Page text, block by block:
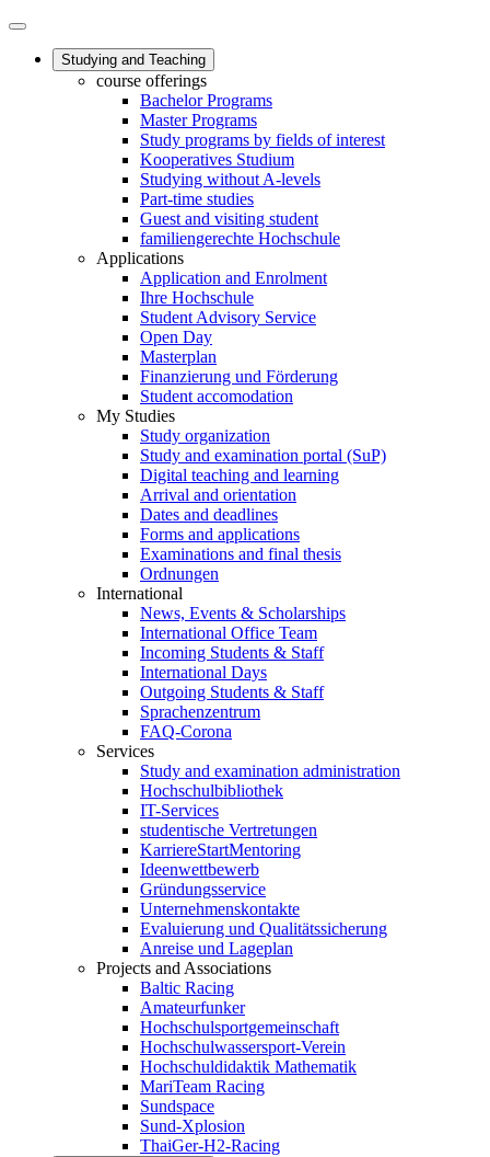
Studying and Teaching
course offerings
Bachelor Programs
Master Programs
Study programs by fields of interest
Kooperatives Studium
Studying without A-levels
Part-time studies
Guest and visiting student
familiengerechte Hochschule
Applications
Application and Enrolment
Ihre Hochschule
Student Advisory Service
Open Day
Masterplan
Finanzierung und Förderung
Student accomodation
My Studies
Study organization
Study and examination portal (SuP)
Digital teaching and learning
Arrival and orientation
Dates and deadlines
Forms and applications
Examinations and final thesis
Ordnungen
International
News, Events & Scholarships
International Office Team
Incoming Students & Staff
International Days
Outgoing Students & Staff
Sprachenzentrum
FAQ-Corona
Services
Study and examination administration
Hochschulbibliothek
IT-Services
studentische Vertretungen
KarriereStartMentoring
Ideenwettbewerb
Gründungsservice
Unternehmenskontakte
Evaluierung und Qualitätssicherung
Anreise und Lageplan
Projects and Associations
Baltic Racing
Amateurfunker
Hochschulsportgemeinschaft
Hochschulwassersport-Verein
Hochschuldidaktik Mathematik
MariTeam Racing
Sundspace
Sund-Xplosion
ThaiGer-H2-Racing